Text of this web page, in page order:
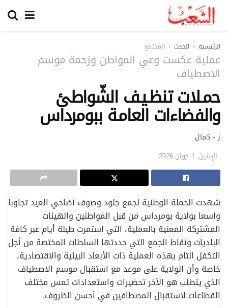
الرئيسية الحدث المجتمع
عملية عكست وعي المواطن وزحمة موسم
الاصطياف
حمـلات تنظـيـف الشّواطئ
والفضاءات العامـة ببومرداس
ز - كمال
الإثنين, 1 جوان 2026
شهدت الحملة الوطنية لجمع جلود وصوف أضاحي العيد تجاوبا
واسعا بولاية بومرداس من قبل المواطنين والهيئات
المشتركة المعنية بالعملية، التي استمرت طيلة أيام عبر كافة
البلديات ونقاط الجمع التي حددتها السلطات المختصة من أجل
التكفل التام بهذه العملية ذات الأبعاد البيئية والاقتصادية،
خاصة وأن الولاية على موعد مع استقبال موسم الاصطياف
الذي يتطلب هو الآخر تحضيرات واستعدادات تمس مختلف
القطاعات لاستقبال المصطافين في أحسن الظروف.